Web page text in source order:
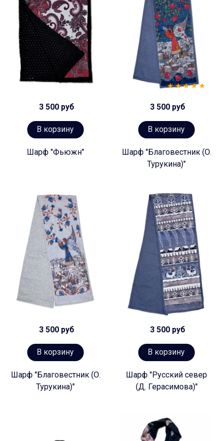
3 500 руб
В корзину
Шарф "Фьюжн"
3 500 руб
В корзину
Шарф "Благовестник (О.
Турукина)"
3 500 руб
В корзину
Шарф "Благовестник (О.
Турукина)"
3 500 руб
В корзину
Шарф "Русский север
(Д. Герасимова)"